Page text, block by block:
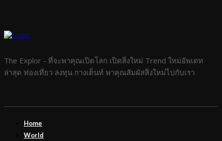
The Explor - ที่จะพาคุณเปิดโลก เปิดสิ่งใหม่ Trend ใหม่อัพเดท
ล่าสุด ท่องเที่ยว ลงทุน กางเต็นท์ พาคุณสัมผัสสิ่งใหม่ไปกับเรา
Home
World